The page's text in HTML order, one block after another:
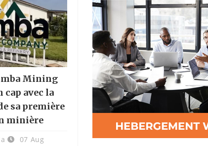
Mining
avec la
sa première
minière
07 Aug